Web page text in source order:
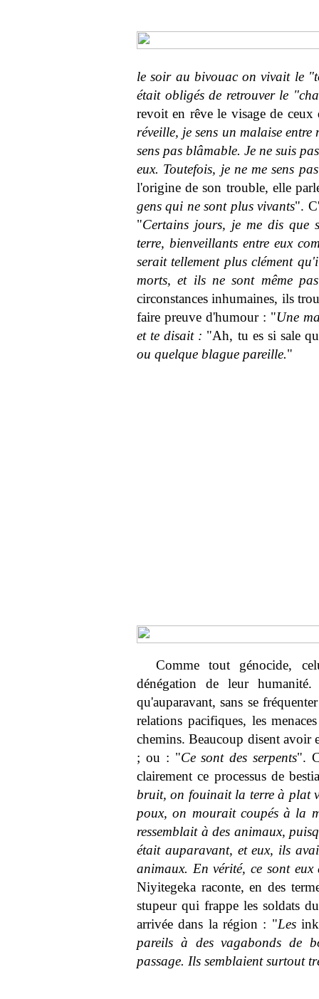
le soir au bivouac on vivait le
était obligés de retrouver le
revoit en rêve le visage de
réveille, je sens un malaise
sens pas blâmable. Je ne suis
eux. Toutefois, je ne me sens
l'origine de son trouble, elle
gens qui ne sont plus vivants".
"Certains jours, je me dis que
terre, bienveillants entre eux
serait tellement plus clément
morts, et ils ne sont même
circonstances inhumaines, ils
faire preuve d'humour : "Une
et te disait : "Ah, tu es si sale
ou quelque blague pareille."
Comme tout génocide,
dénégation de leur
qu'auparavant, sans se
relations pacifiques, les
chemins. Beaucoup disent avoir
; ou : "Ce sont des serpents".
clairement ce processus de
bruit, on fouinait la terre à plat
poux, on mourait coupés à la
ressemblait à des animaux,
était auparavant, et eux, ils
animaux. En vérité, ce sont
Niyitegeka raconte, en des
stupeur qui frappe les soldats
arrivée dans la région : "Les
pareils à des vagabonds de
passage. Ils semblaient surtout